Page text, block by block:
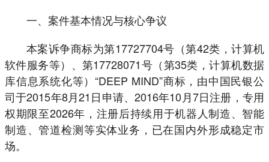
一、案件基本情况与核心争议
本案诉争商标为第17727704号（第42类，计算机
软件服务等）、第17728071号（第35类，计算机数据
库信息系统化等）“DEEP MIND”商标，由中国民银公
司于2015年8月21日申请、2016年10月7日注册，专用
权期限至2026年，注册后持续用于机器人制造、智能
制造、管道检测等实体业务，已在国内外形成稳定市
场。